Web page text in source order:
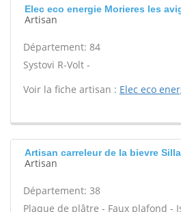
Elec eco energie Morieres les
Artisan
Département: 84
Systovi R-Volt -
Voir la fiche artisan : Elec eco
Artisan carreleur de la bievre
Artisan
Département: 38
Plaque de plâtre - Faux plafond -